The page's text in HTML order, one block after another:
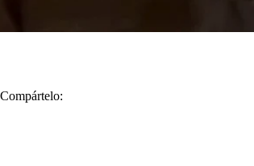
Compártelo: